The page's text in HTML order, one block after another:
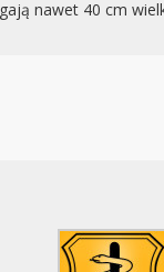
nawet 40 cm